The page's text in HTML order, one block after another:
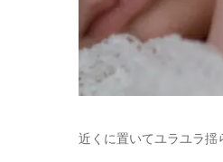
近くに置いてユラユラ揺